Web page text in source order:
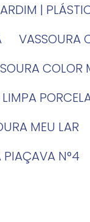
JARDIM |
VASSOURA
COLOR
LIMPA
MEU LAR
PIAÇAVA N°4